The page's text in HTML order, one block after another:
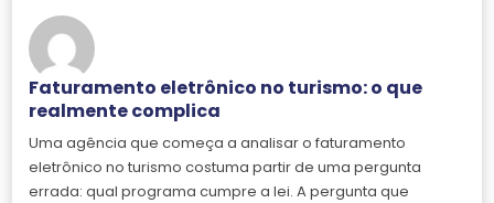
Faturamento eletrônico no turismo: o que
realmente complica
Uma agência que começa a analisar o faturamento
eletrônico no turismo costuma partir de uma pergunta
errada: qual programa cumpre a lei. A pergunta que